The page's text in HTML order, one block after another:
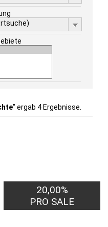
" ergab 4 Ergebnisse.
20,00%
PRO SALE